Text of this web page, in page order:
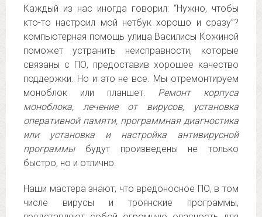
Каждый из нас иногда говорил: “Нужно, чтобы
кто-то настроил мой нетбук хорошо и сразу”?
компьютерная помощь улица Василисы Кожиной
поможет устранить неисправности, которые
связаны с ПО, предоставив хорошее качество
поддержки. Но и это не все. Мы отремонтируем
моноблок или планшет. Ремонт корпуса
моноблока, лечение от вирусов, установка
оперативной памяти, программная диагностика
или установка и настройка антивирусной
программыбудут произведены не только
быстро, но и отлично.
Наши мастера знают, что вредоносное ПО, в том
числе вирусы и троянские программы,